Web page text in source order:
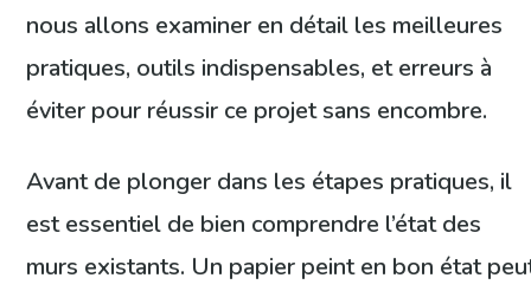
nous allons examiner en détail les meilleures
pratiques, outils indispensables, et erreurs à
éviter pour réussir ce projet sans encombre.
Avant de plonger dans les étapes pratiques, il
est essentiel de bien comprendre l’état des
murs existants. Un papier peint en bon état